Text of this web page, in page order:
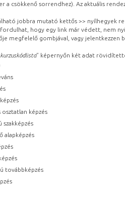
a csökkenő sorrendhez). Az aktuális
jobbra mutató kettős >> nyílhegyek
hogy egy link már védett, nem
megfelelő gombjával, vagy
” képernyőn két adat
osztatlan képzés
szakképzés
alapképzés
továbbképzés